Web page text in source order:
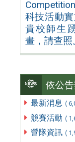
科技活動
貴校師生
畫，請查照
依公
最新消息 (
競賽活動 (
營隊資訊 (